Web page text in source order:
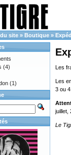
site » Boutique »
Les
Les
3 ou
juillet,
Le
(4)
(1)